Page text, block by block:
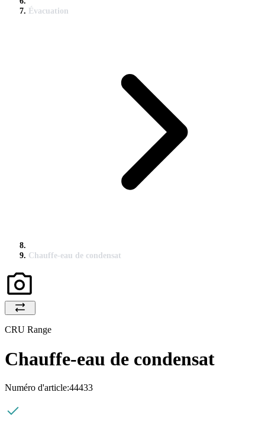
Évacuation
Chauffe-eau de condensat
CRU Range
Chauffe-eau de condensat
Numéro d'article:44433